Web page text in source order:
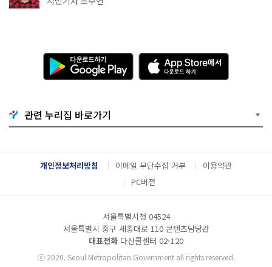
다
운
로
기
G
o
g
l
e
l
A
p
p
e
서
다
운
드
관련 누리집 바로가기
개인정보처리방침 이메일 무단수집 거부
이용약관
PC버전
서울특별시청 04524
서울특별시 중구 세종대로 110 콘텐츠담당관
대표전화 다산콜센터 02-120
ⓒ2020. Seoul Metropolitan Government all rights reserved.